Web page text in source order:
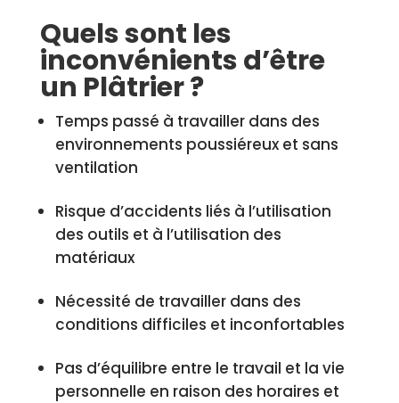
Quels sont les
inconvénients d’être
un Plâtrier ?
Temps passé à travailler dans des
environnements poussiéreux et sans
ventilation
Risque d’accidents liés à l’utilisation
des outils et à l’utilisation des
matériaux
Nécessité de travailler dans des
conditions difficiles et inconfortables
Pas d’équilibre entre le travail et la vie
personnelle en raison des horaires et